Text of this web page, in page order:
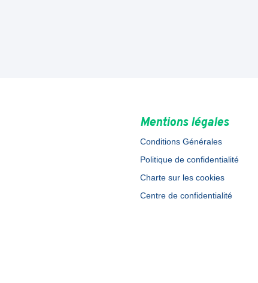
Mentions légales
Conditions Générales
Politique de confidentialité
Charte sur les cookies
Centre de confidentialité